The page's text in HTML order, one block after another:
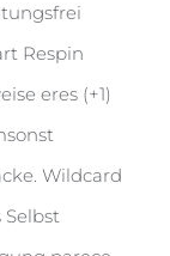
Respin
eres (+1)
Wildcard